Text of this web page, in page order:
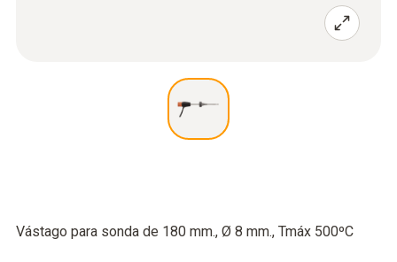
Vástago para sonda de 180 mm., Ø 8 mm., Tmáx 500ºC